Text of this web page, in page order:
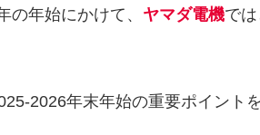
の年始にかけて、 ヤマダ電機で
2026年末年始の重要ポイント